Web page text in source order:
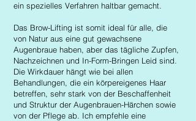
ein spezielles Verfahren haltbar gemacht.
Das Brow-Lifting ist somit ideal für alle, die
von Natur aus eine gut gewachsene
Augenbraue haben, aber das tägliche Zupfen,
Nachzeichnen und In-Form-Bringen Leid sind.
Die Wirkdauer hängt wie bei allen
Behandlungen, die ein körpereigenes Haar
betreffen, sehr stark von der Beschaffenheit
und Struktur der Augenbrauen-Härchen sowie
von der Pflege ab. Ich empfehle eine